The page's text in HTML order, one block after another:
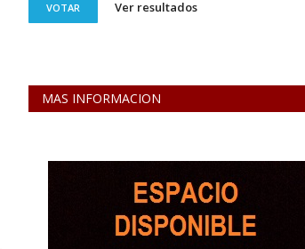
VOTAR Ver resultados
MAS INFORMACION